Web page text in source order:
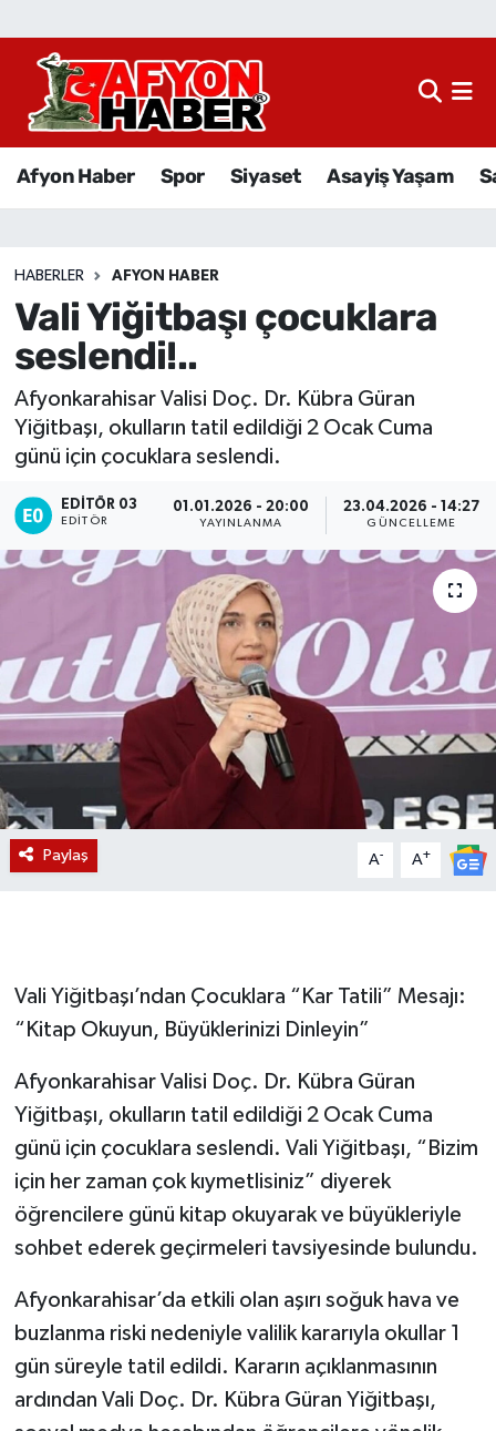
Afyon Haber Spor Siyaset Asayiş Yaşam
HABERLER AFYON HABER
Vali Yiğitbaşı çocuklara
seslendi!..
Afyonkarahisar Valisi Doç. Dr. Kübra Güran
Yiğitbaşı, okulların tatil edildiği 2 Ocak Cuma
günü için çocuklara seslendi.
EDITÖR 03
EDITÖR
01.01.2026 - 20:00
YAYINLANMA
23.04.2026 - 14:27
GÜNCELLEME
Paylaş A- A+
Vali Yiğitbaşı’ndan Çocuklara “Kar Tatili” Mesajı:
“Kitap Okuyun, Büyüklerinizi Dinleyin”
Afyonkarahisar Valisi Doç. Dr. Kübra Güran
Yiğitbaşı, okulların tatil edildiği 2 Ocak Cuma
günü için çocuklara seslendi. Vali Yiğitbaşı, “Bizim
için her zaman çok kıymetlisiniz” diyerek
öğrencilere günü kitap okuyarak ve büyükleriyle
sohbet ederek geçirmeleri tavsiyesinde bulundu.
Afyonkarahisar’da etkili olan aşırı soğuk hava ve
buzlanma riski nedeniyle valilik kararıyla okullar 1
gün süreyle tatil edildi. Kararın açıklanmasının
ardından Vali Doç. Dr. Kübra Güran Yiğitbaşı,
Afyon Haber
Sağlık
Eğitim
Sivil Toplum
Etkinlikler